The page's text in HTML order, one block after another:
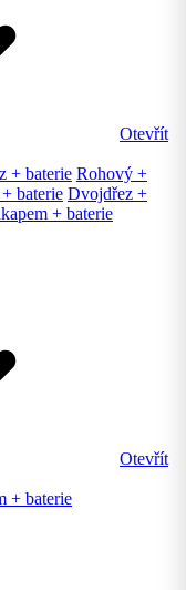
Otevřít
+ baterie Rohový +
baterie Dvojdřez +
+ baterie
Otevřít
+ baterie